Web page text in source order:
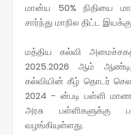
மான்ய 50% நிதியை
சார்ந்து மாநில திட்ட
மத்திய கல்வி
2025.2026 ஆம்
கல்வியின் கீழ் தொடர்
2024 - ன்படி பள்ளி
அரசு பள்ளிகளுக்கு
வழங்கியுள்ளது.